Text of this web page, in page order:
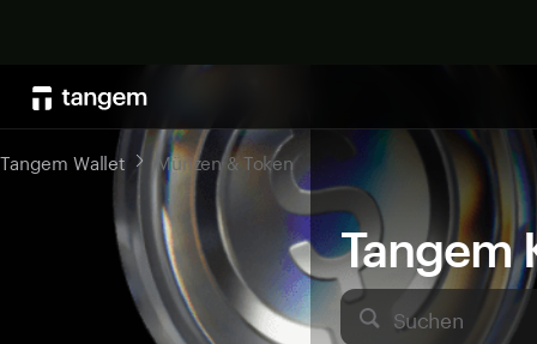
Tangem
Suchen
Tangem Wallet Münzen & Token